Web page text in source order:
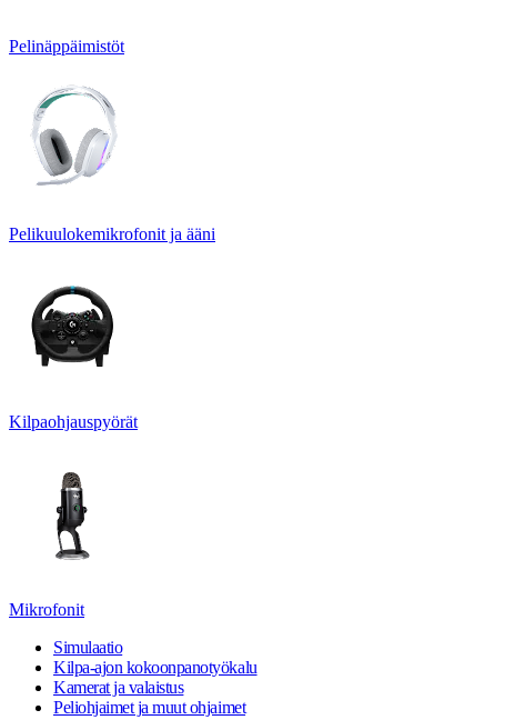
Pelinäppäimistöt
Pelikuulokemikrofonit ja ääni
Kilpaohjauspyörät
Mikrofonit
Simulaatio
Kilpa-ajon kokoonpanotyökalu
Kamerat ja valaistus
Peliohjaimet ja muut ohjaimet